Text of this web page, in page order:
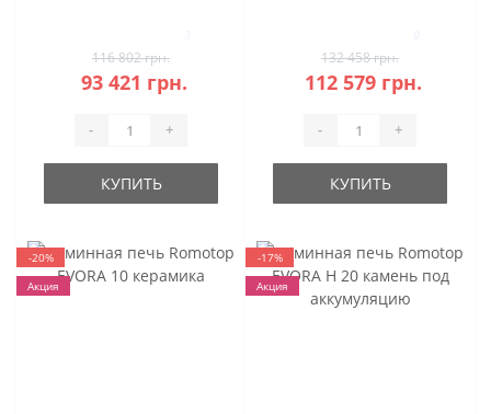
116 802 грн.
93 421 грн.
- +
КУПИТЬ
132 458 грн.
112 579 грн.
- +
КУПИТЬ
-20%
Акция
-17%
Акция